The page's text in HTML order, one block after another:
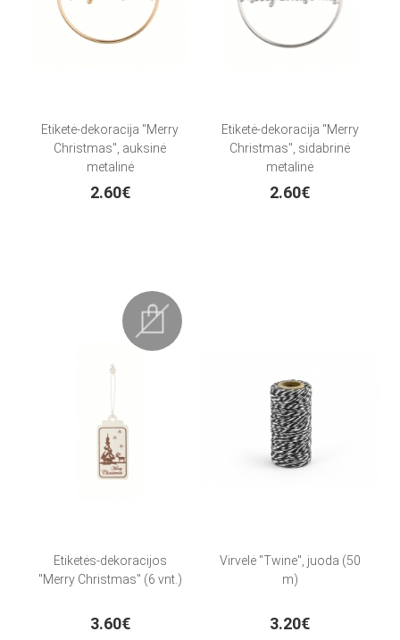
Etiketė-dekoracija "Merry
Christmas", auksinė
metalinė
2.60€
Etiketė-dekoracija "Merry
Christmas", sidabrinė
metalinė
2.60€
Etiketės-dekoracijos
"Merry Christmas" (6 vnt.)
3.60€
Virvelė "Twine", juoda (50
m)
3.20€